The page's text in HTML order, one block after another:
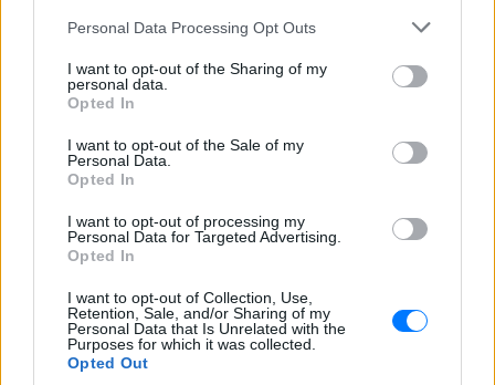
Personal Data Processing Opt Outs
I want to opt-out of the Sharing of my
personal data.
Opted In
I want to opt-out of the Sale of my
Personal Data.
Opted In
I want to opt-out of processing my
Personal Data for Targeted Advertising.
Opted In
I want to opt-out of Collection, Use,
Retention, Sale, and/or Sharing of my
Personal Data that Is Unrelated with the
Purposes for which it was collected.
Opted Out